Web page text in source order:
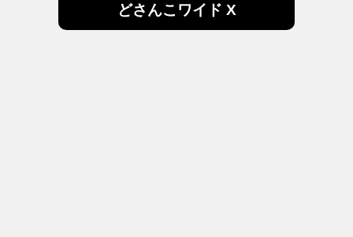
どさんこワイド X